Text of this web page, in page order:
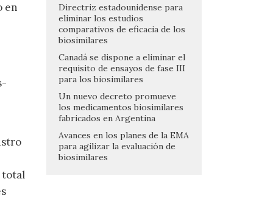
en
total
Directriz estadounidense para
eliminar los estudios
comparativos de eficacia de los
biosimilares
Canadá se dispone a eliminar el
requisito de ensayos de fase III
para los biosimilares
Un nuevo decreto promueve
los medicamentos biosimilares
fabricados en Argentina
Avances en los planes de la EMA
para agilizar la evaluación de
biosimilares